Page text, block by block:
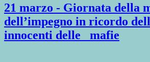
21 marzo - Giornata della
dell’impegno in ricordo
innocenti delle mafie